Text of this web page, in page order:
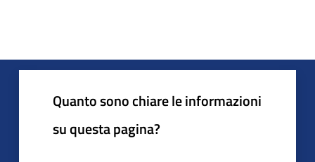
Quanto sono chiare le informazioni
su questa pagina?